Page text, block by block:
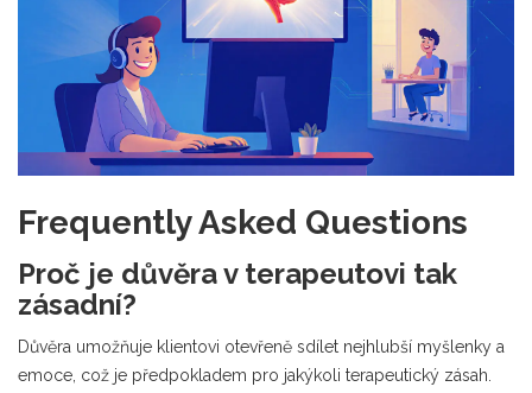
Frequently Asked Questions
Proč je důvěra v terapeutovi tak
zásadní?
Důvěra umožňuje klientovi otevřeně sdílet nejhlubší myšlenky a
emoce, což je předpokladem pro jakýkoli terapeutický zásah.